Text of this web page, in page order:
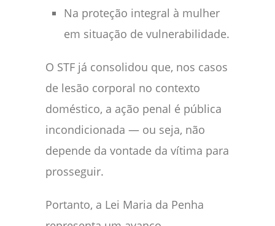
Na proteção integral à mulher
em situação de vulnerabilidade.
O STF já consolidou que, nos casos
de lesão corporal no contexto
doméstico, a ação penal é pública
incondicionada — ou seja, não
depende da vontade da vítima para
prosseguir.
Portanto, a Lei Maria da Penha